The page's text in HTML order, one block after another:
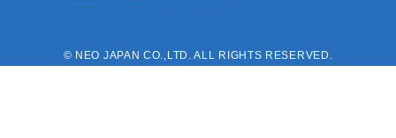
© NEO JAPAN CO.,LTD. ALL RIGHTS RESERVED.